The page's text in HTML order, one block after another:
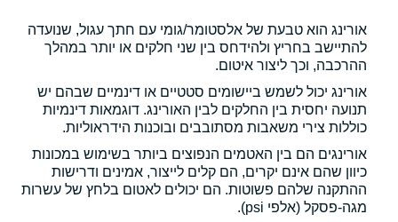
אורינג הוא טבעת של אלסטומר/גומי עם חתך עגול, שנועדה
להתיישב בחריץ ולהידחס בין שני חלקים או יותר במהלך
ההרכבה, וכך ליצור איטום.
אורינג יכול לשמש ביישומים סטטיים או דינמיים שבהם יש
תנועה יחסית בין החלקים לבין האורינג. דוגמאות דינמיות
כוללות צירי משאבות מסתובבים ובוכנות הידראוליות.
אורינגים הם בין האטמים הנפוצים ביותר בשימוש במכונות
כיוון שהם אינם יקרים, הם קלים לייצור, אמינים ודרישות
ההתקנה שלהם פשוטות. הם יכולים לאטום בלחץ של עשרות
מגה-פסקל (אלפי psi).